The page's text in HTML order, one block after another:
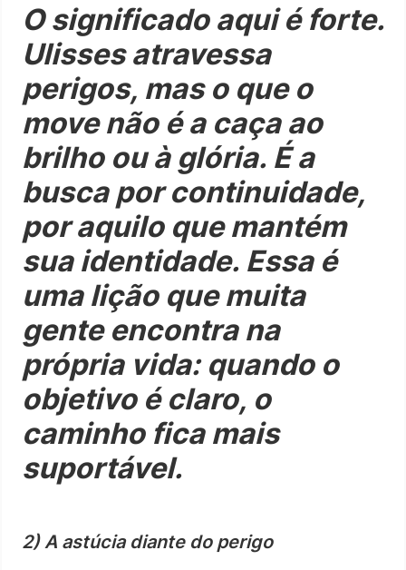
O significado aqui é forte.
Ulisses atravessa
perigos, mas o que o
move não é a caça ao
brilho ou à glória. É a
busca por continuidade,
por aquilo que mantém
sua identidade. Essa é
uma lição que muita
gente encontra na
própria vida: quando o
objetivo é claro, o
caminho fica mais
suportável.
2) A astúcia diante do perigo